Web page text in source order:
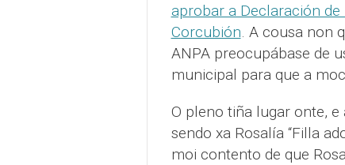
aprobar a Declaración
Corcubión. A cousa non
ANPA preocupábase de
municipal para que a
O pleno tiña lugar onte,
sendo xa Rosalía “Filla
moi contento de que